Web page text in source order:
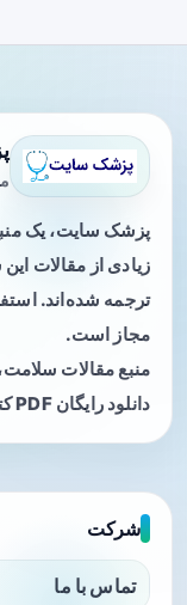
پزشک سایت، یک
زیادی از مقالات
ترجمه شده‌اند.
مجاز است.
منبع مقالات
دانلود رایگان PDF کتاب‌های پزشکی.
شرکت
تماس با ما